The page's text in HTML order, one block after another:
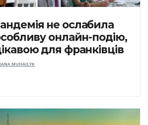
не ослабила
онлайн-подію,
для франківців
MUHAILYK